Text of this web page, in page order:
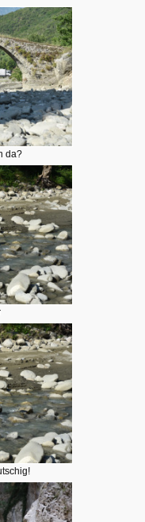
da?